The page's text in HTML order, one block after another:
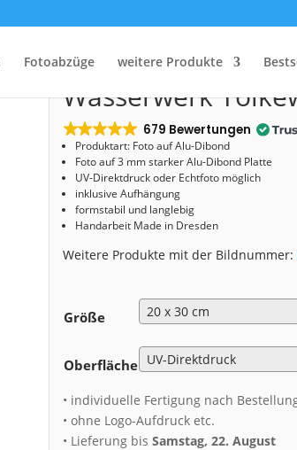
Fotoabzüge weitere Produkte
Dibond (01443) Wasserwerk Tolkewitz
Alu-Dibond
Wasserwerk
679 Bewertungen
Produktart: Foto auf Alu-Dibond
Foto auf 3 mm starker Alu-Dibond Platte
UV-Direktdruck oder Echtfoto möglich
inklusive Aufhängung
formstabil und langlebig
Handarbeit Made in Dresden
Weitere Produkte mit der Bildnummer:
Größe
Oberfläche
• individuelle Fertigung nach
• ohne Logo-Aufdruck etc.
• Lieferung bisSamstag, 22. August